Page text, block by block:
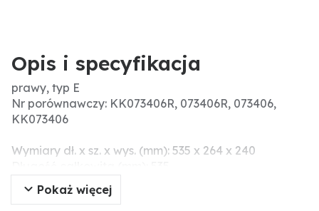
Opis i specyfikacja
prawy, typ E
Nr porównawczy: KK073406R, 073406R, 073406,
KK073406
Wymiary dł. x sz. x wys. (mm): 535 x 264 x 240
Wskazówki montażowe: Śrub i nakrętek nie należy
dokręcać narzędziem pneumatycznym, ponieważ
Pokaż więcej